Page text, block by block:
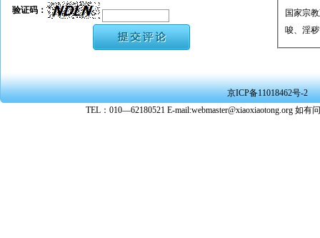
国家宗
唆、淫
★ 承担
★ 在本
转载、
★ 参与
验证码：
京ICP备11018462号-2
TEL：010—62180521 E-mail:webmaster@xiaoxiaotong.org 如